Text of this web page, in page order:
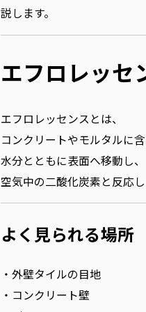
説します。
エフロレッセ
エフロレッセンスとは、
コンクリートやモルタルに
水分とともに表面へ移動し、
空気中の二酸化炭素と反応
よく見られる場所
・外壁タイルの目地
・コンクリート壁